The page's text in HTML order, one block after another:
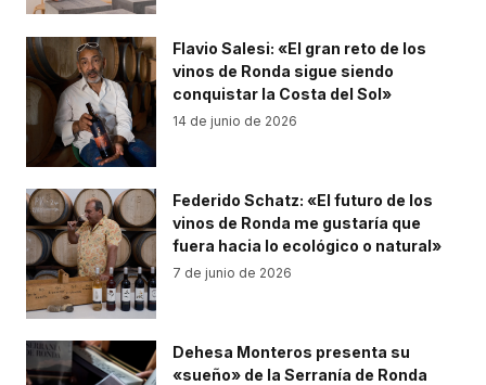
Flavio Salesi: «El gran reto de los
vinos de Ronda sigue siendo
conquistar la Costa del Sol»
14 de junio de 2026
Federido Schatz: «El futuro de los
vinos de Ronda me gustaría que
fuera hacia lo ecológico o natural»
7 de junio de 2026
Dehesa Monteros presenta su
«sueño» de la Serranía de Ronda